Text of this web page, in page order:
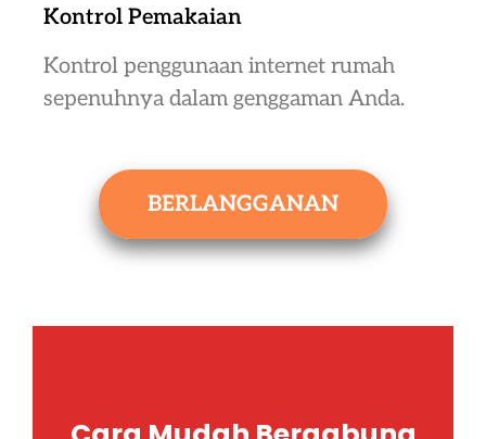
Kontrol Pemakaian
Kontrol penggunaan internet rumah
sepenuhnya dalam genggaman Anda.
BERLANGGANAN